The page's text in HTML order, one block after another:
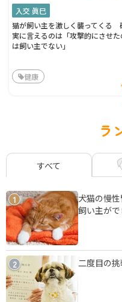
入交 眞巳
猫が飼い主を激しく襲ってくる
実に言えるのは「攻撃的にさせた
は飼い主でない」
健康
ラ
すべて
1
犬猫の慢
飼い主がで
2 二度目の挑